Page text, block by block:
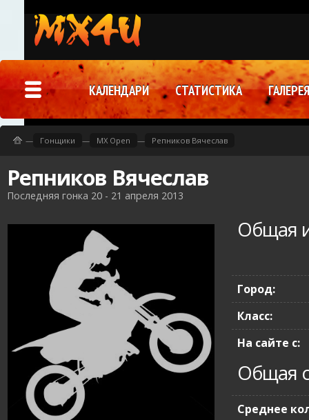
Репников Вячеслав
Последняя гонка 20 - 21 апреля 2013
Общая
Город:
Класс:
На сайте с:
Общая
Среднее
— Гонщики — MX Open — Репников Вячеслав
КАЛЕНДАРИ СТАТИСТИКА ГАЛЕРЕЯ